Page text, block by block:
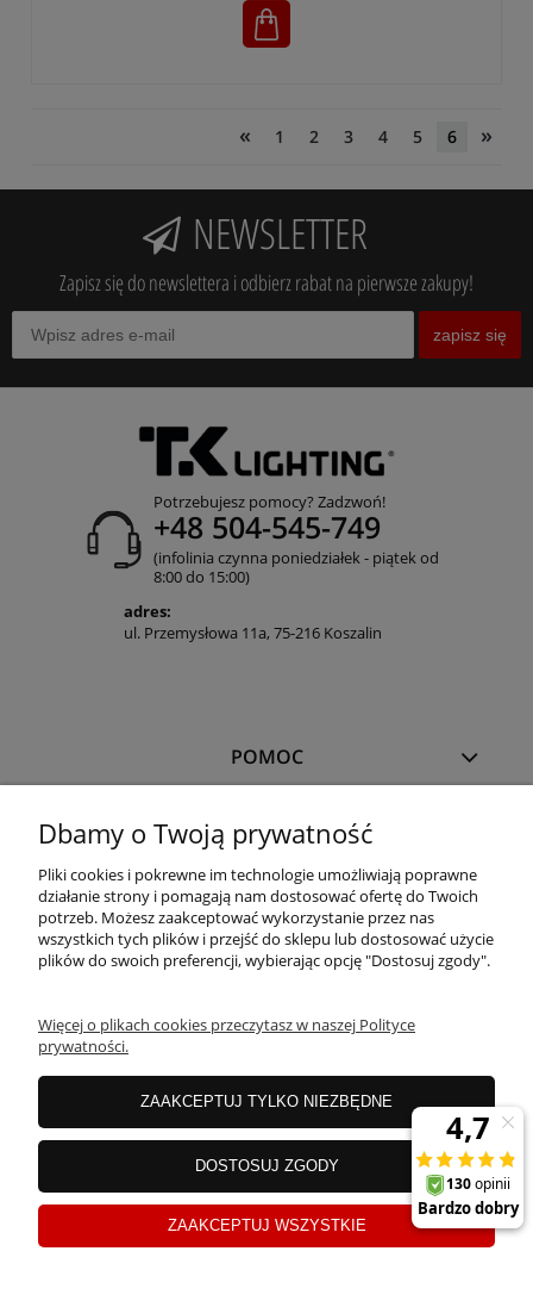
« 1 2 3 4 5 6 »
NEWSLETTER
Zapisz się do newslettera i odbierz rabat na pierwsze zakupy!
zapisz się
Potrzebujesz pomocy? Zadzwoń!
+48 504-545-749
(infolinia czynna poniedziałek - piątek od
8:00 do 15:00)
adres:
ul. Przemysłowa 11a, 75-216 Koszalin
POMOC
MOJE KONTO
PŁATNOŚCI I DOSTAWA
O NAS
| ul. Przemysłowa 11a, Koszalin 75-216, woj.
zachodniopomorskie | NIP: 6690500343 REGON: 008201011 | E-mail:
sklep@tklighting.plTel.:504545749
Dbamy o Twoją prywatność
Pliki cookies i pokrewne im technologie umożliwiają poprawne
działanie strony i pomagają nam dostosować ofertę do Twoich
potrzeb. Możesz zaakceptować wykorzystanie przez nas
wszystkich tych plików i przejść do sklepu lub dostosować użycie
plików do swoich preferencji, wybierając opcję "Dostosuj zgody".
Więcej o plikach cookies przeczytasz w naszej Polityce
prywatności.
ZAAKCEPTUJ TYLKO NIEZBĘDNE
DOSTOSUJ ZGODY
ZAAKCEPTUJ WSZYSTKIE